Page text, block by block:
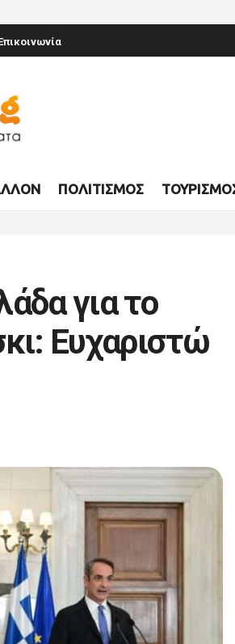
ΠΟΛΙΤΙΣΜΌΣ
για το
Ευχαριστώ